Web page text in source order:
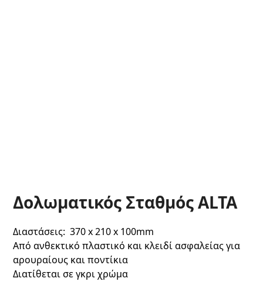
Δολωματικός Σταθμός ALTA
Διαστάσεις: 370 x 210 x 100mm
Από ανθεκτικό πλαστικό και κλειδί ασφαλείας για
αρουραίους και ποντίκια
Διατίθεται σε γκρι χρώμα